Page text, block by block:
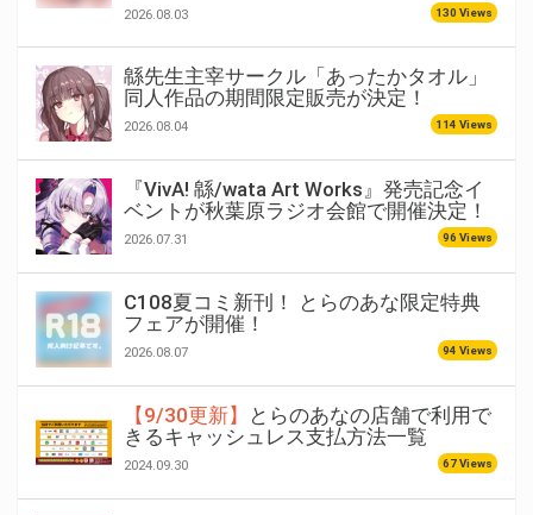
2026.08.03 130 Views
緜先生主宰サークル「あったかタオル」
同人作品の期間限定販売が決定！
2026.08.04 114 Views
『VivA! 緜/wata Art Works』発売記念イ
ベントが秋葉原ラジオ会館で開催決定！
2026.07.31 96 Views
C108夏コミ新刊！ とらのあな限定特典
フェアが開催！
2026.08.07 94 Views
【9/30更新】
とらのあなの店舗で利用で
きるキャッシュレス支払方法一覧
2024.09.30 67 Views